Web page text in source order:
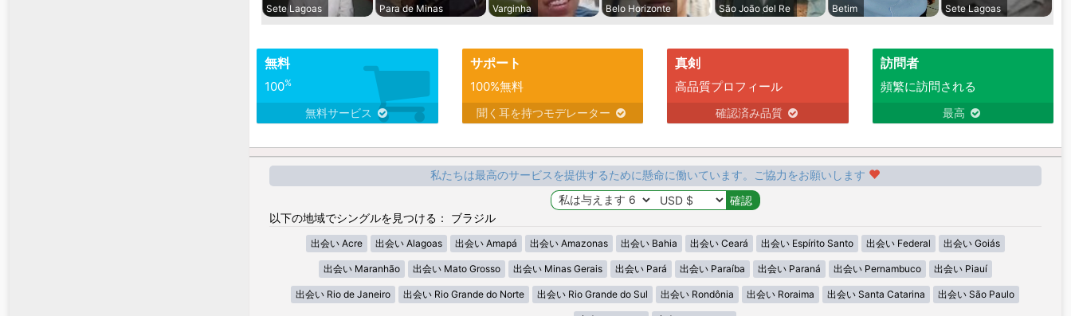
Sete Lagoas
Para de Minas
Varginha
Belo Horizonte
São João del Re
Betim
Sete Lagoas
無料
100%
無料サービス
サポート
100%無料
聞く耳を持つモデレーター
真剣
高品質プロフィール
確認済み品質
訪問者
頻繁に訪問される
最高
私たちは最高のサービスを提供するために懸命に働いています。ご協力をお願いします
以下の地域でシングルを見つける： ブラジル
出会い Acre 出会い Alagoas 出会い Amapá 出会い Amazonas 出会い Bahia 出会い Ceará 出会い Espírito Santo 出会い Federal 出会い Goiás
出会い Maranhão 出会い Mato Grosso 出会い Minas Gerais 出会い Pará 出会い Paraíba 出会い Paraná 出会い Pernambuco 出会い Piauí
出会い Rio de Janeiro 出会い Rio Grande do Norte 出会い Rio Grande do Sul 出会い Rondônia 出会い Roraima 出会い Santa Catarina 出会い São Paulo